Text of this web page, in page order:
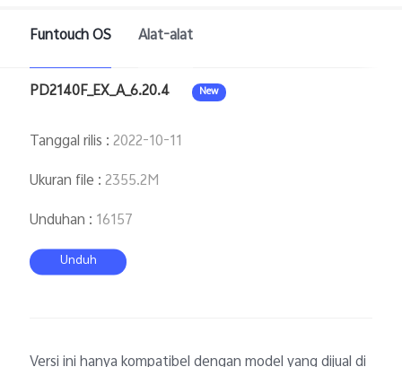
Funtouch OS Alat-alat
PD2140F_EX_A_6.20.4 New
Tanggal rilis :2022-10-11
Ukuran file :2355.2M
Unduhan : 16157
Unduh